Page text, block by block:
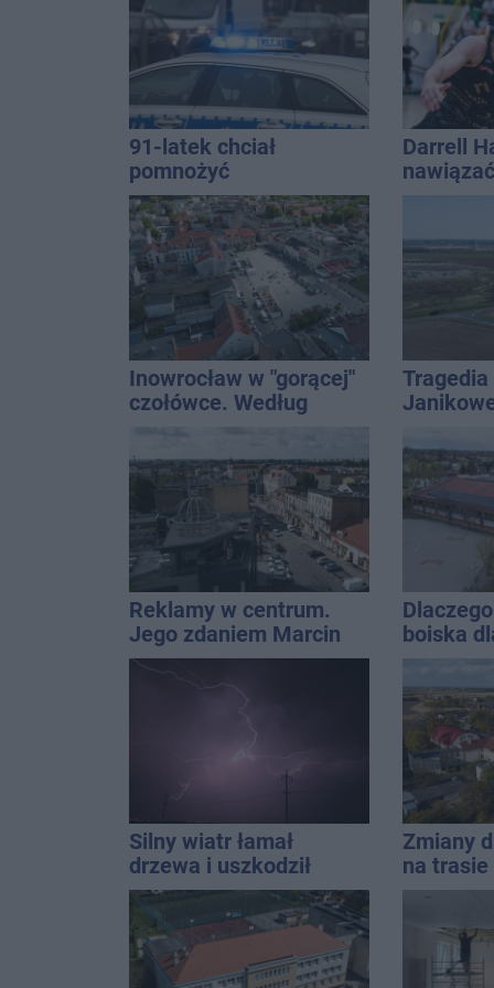
91-latek chciał
pomnożyć
oszczędności. Stracił
ponad 10 tys. zł
Darrell
Inowrocław w "gorącej"
czołówce. Według
analizy Onetu nasze
miasto jest jednym z
najbardziej narażonych
na upały
Tragedia
Reklamy w centrum.
Jego zdaniem Marcin
Wroński jest w błędzie
boiska
Ratusz
Silny wiatr łamał
drzewa i uszkodził
dach. To nie koniec
ostrzeżeń
Zmiany
na